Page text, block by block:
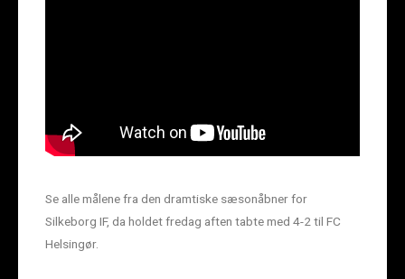
Se alle målene fra den dramtiske sæsonåbner for
Silkeborg IF, da holdet fredag aften tabte med 4-2 til FC
Helsingør.